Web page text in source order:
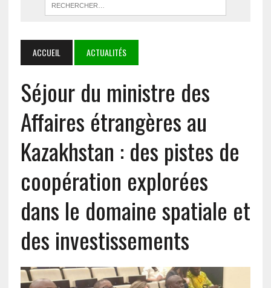
ACCUEIL ACTUALITÉS
Séjour du ministre des
Affaires étrangères au
Kazakhstan : des pistes de
coopération explorées
dans le domaine spatiale et
des investissements